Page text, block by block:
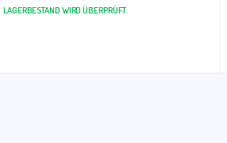
LAGERBESTAND WIRD ÜBERPRÜFT